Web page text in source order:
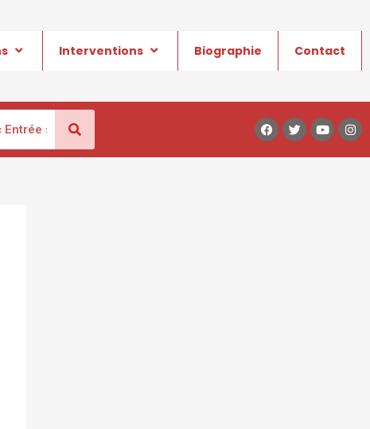
Interventions Biographie Contact